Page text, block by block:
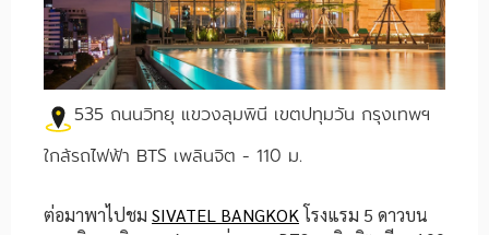
535 ถนนวิทยุ แขวงลุมพินี เขตปทุมวัน กรุงเทพฯ
ใกล้รถไฟฟ้า BTS เพลินจิต - 110 ม.
ต่อมาพาไปชม SIVATEL BANGKOKโรงแรม 5 ดาวบน